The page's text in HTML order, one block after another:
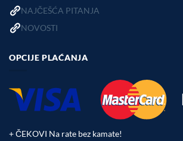
NAJČEŠĆA PITANJA
NOVOSTI
OPCIJE PLAĆANJA
+ ČEKOVI Na rate bez kamate!